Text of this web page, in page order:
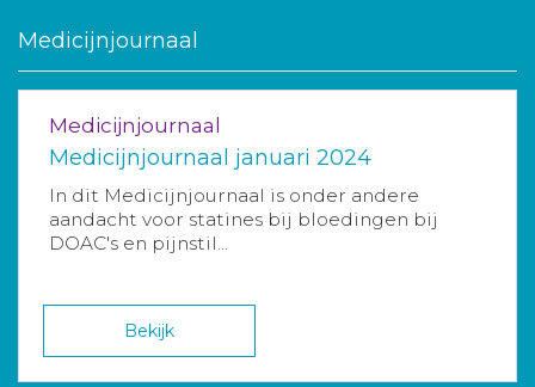
Medicijnjournaal
Medicijnjournaal
Medicijnjournaal januari 2024
In dit Medicijnjournaal is onder andere
aandacht voor statines bij bloedingen bij
DOAC's en pijnstil...
Bekijk